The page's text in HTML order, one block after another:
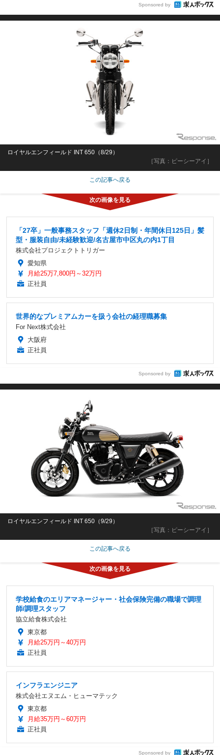
Sponsored by
［写真：ピーシーアイ］
ロイヤルエンフィールド INT 650（8/29）
この記事へ戻る
「27卒」一般事務スタッフ「週休2日制・年間休日125日」髪
型・服装自由/未経験歓迎/名古屋市中区丸の内1丁目
株式会社プロジェクトトリガー
愛知県
月給25万7,800円～32万円
正社員
世界的なプレミアムカーを扱う会社の経理職募集
For Next株式会社
大阪府
正社員
Sponsored by
［写真：ピーシーアイ］
ロイヤルエンフィールド INT 650（9/29）
この記事へ戻る
学校給食のエリアマネージャー・社会保険完備の職場で調理
師/調理スタッフ
協立給食株式会社
東京都
月給25万円～40万円
正社員
インフラエンジニア
株式会社エヌエム・ヒューマテック
東京都
月給35万円～60万円
正社員
Sponsored by